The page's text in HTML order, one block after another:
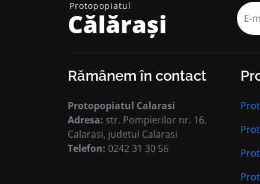
Protopopiatul
Călărași
Rămânem în contact
Protopopiatul Calarasi
Adresa: str. Pompierilor nr. 16,
Calarasi, judetul Calarasi
Telefon: 0242 31 30 56